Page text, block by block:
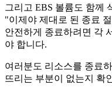
그리고 EBS 볼륨도 함께
"이제야 제대로 된 종료
안전하게 종료하려면 각
야 합니다.
여러분도 리소스를 종료
뜨리는 부분이 없는지 확